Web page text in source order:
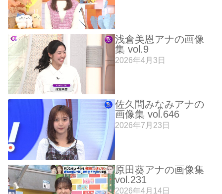
浅倉美恩アナの画像
集 vol.9
2026年4月3日
佐久間みなみアナの
画像集 vol.646
2026年7月23日
原田葵アナの画像集
vol.231
2026年4月14日